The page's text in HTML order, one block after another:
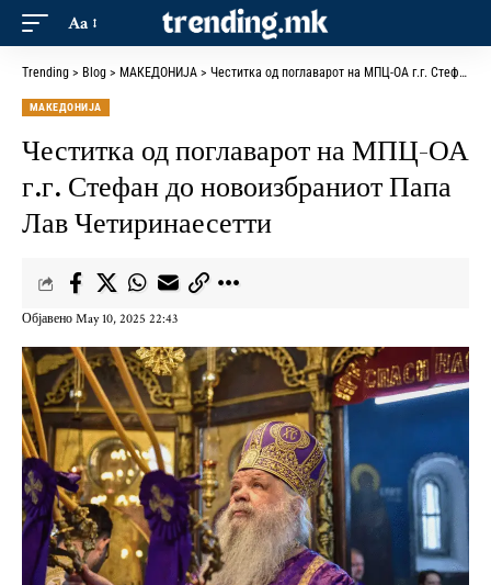
Aa
Trending > Blog > МАКЕДОНИЈА > Честитка од поглаварот на МПЦ-ОА г.г. Стефан до новоизбраниот Папа Лав Четиринаесетти
МАКЕДОНИЈА
Честитка од поглаварот на МПЦ-ОА
г.г. Стефан до новоизбраниот Папа
Лав Четиринаесетти
Објавено May 10, 2025 22:43